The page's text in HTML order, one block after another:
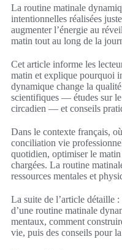
La routine matinale
intentionnelles réalisées
augmenter l’énergie au
matin tout au long de la
Cet article informe les
matin et explique pourquoi
dynamique change la
scientifiques — études sur
circadien — et conseils
Dans le contexte français,
conciliation vie
quotidien, optimiser le
chargées. La routine
ressources mentales et
La suite de l’article détaille
d’une routine matinale
mentaux, comment
vie, puis des conseils pour